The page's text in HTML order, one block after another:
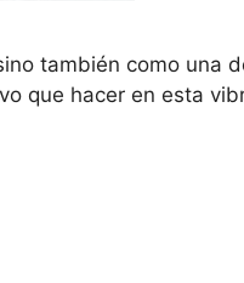
también como una
que hacer en esta